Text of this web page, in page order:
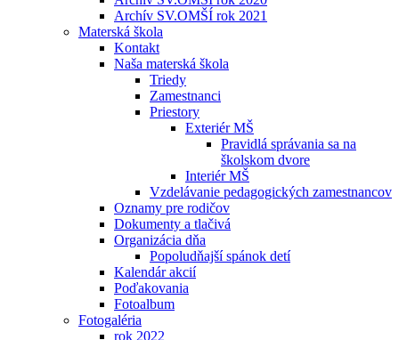
Archív SV.OMŠÍ rok 2021
Materská škola
Kontakt
Naša materská škola
Triedy
Zamestnanci
Priestory
Exteriér MŠ
Pravidlá správania sa na
školskom dvore
Interiér MŠ
Vzdelávanie pedagogických zamestnancov
Oznamy pre rodičov
Dokumenty a tlačivá
Organizácia dňa
Popoludňajší spánok detí
Kalendár akcií
Poďakovania
Fotoalbum
Fotogaléria
rok 2022